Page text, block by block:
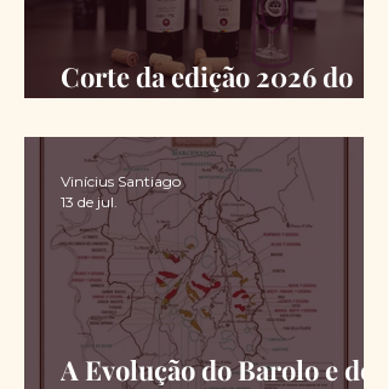
Corte da edição 2026 do
A Evolução do Barolo e do
Vinícius Santiago
13 de jul.